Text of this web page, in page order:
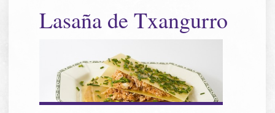
Lasaña de Txangurro